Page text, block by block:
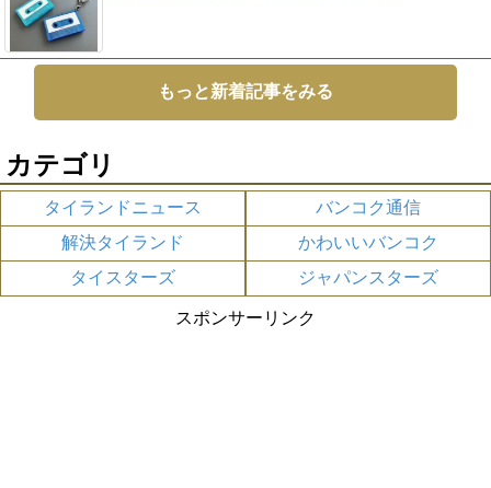
もっと新着記事をみる
カテゴリ
タイランドニュース
バンコク通信
解決タイランド
かわいいバンコク
タイスターズ
ジャパンスターズ
スポンサーリンク